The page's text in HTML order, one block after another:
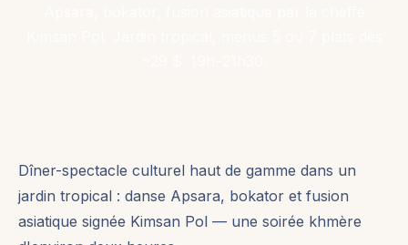
Dîner-spectacle culturel haut de gamme dans un
jardin tropical : danse Apsara, bokator et fusion
asiatique signée Kimsan Pol — une soirée khmère